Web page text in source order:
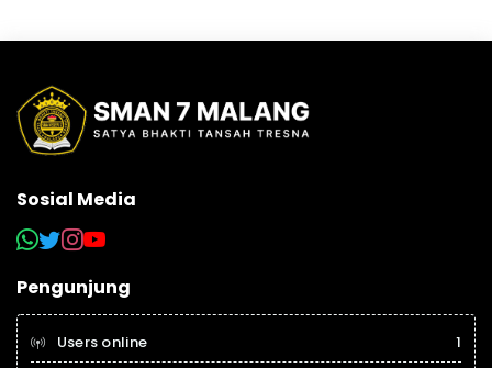
Sosial Media
Pengunjung
Users online
1